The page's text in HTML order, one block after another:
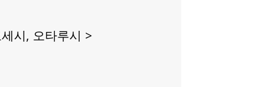
시, 오타루시 >